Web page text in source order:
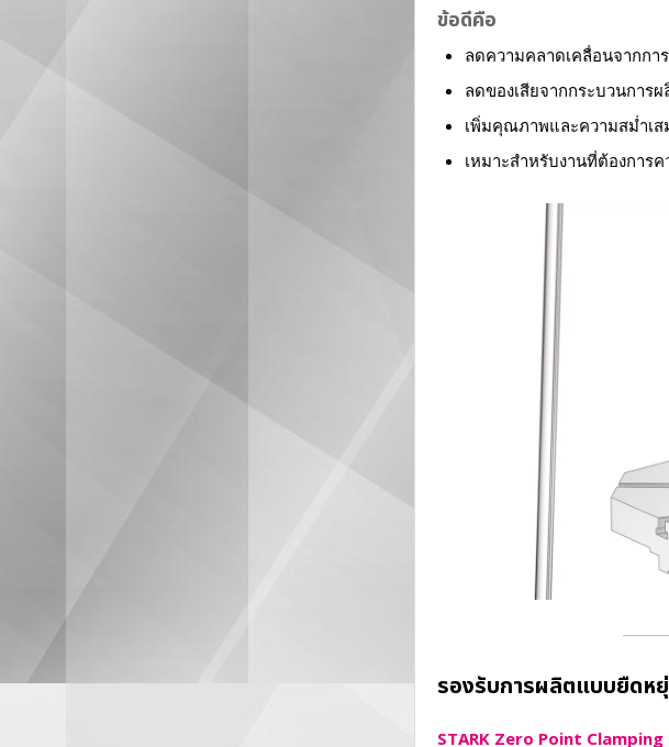
ข้อดีคือ
ลดความคลาดเคลื่อนจากกา
ลดของเสียจากกระบวนการผ
เพิ่มคุณภาพและความสม่ำเ
เหมาะสำหรับงานที่ต้องการค
รองรับการผลิตแบบยืดห
STARK Zero Point Clamping